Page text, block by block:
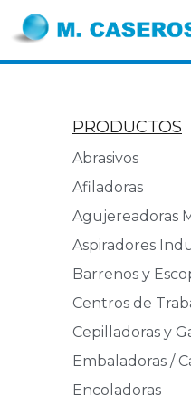
PRODUCTOS
Abrasivos
Afiladoras
Agujereadoras
Aspiradores
Barrenos y
Centros de
Cepilladoras y
Embaladoras /
Encoladoras